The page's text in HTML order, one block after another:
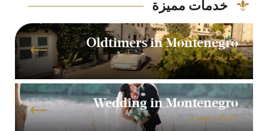
خدمات مميزة
Oldtimers in Montenegro
خدمات مميزة
Wedding in Montenegro
خدمات مميزة